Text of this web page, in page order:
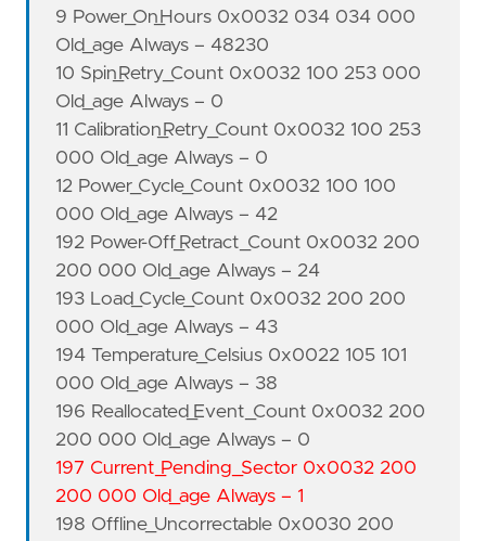
9 Power_On_Hours 0x0032 034 034 000
Old_age Always – 48230
10 Spin_Retry_Count 0x0032 100 253 000
Old_age Always – 0
11 Calibration_Retry_Count 0x0032 100 253
000 Old_age Always – 0
12 Power_Cycle_Count 0x0032 100 100
000 Old_age Always – 42
192 Power-Off_Retract_Count 0x0032 200
200 000 Old_age Always – 24
193 Load_Cycle_Count 0x0032 200 200
000 Old_age Always – 43
194 Temperature_Celsius 0x0022 105 101
000 Old_age Always – 38
196 Reallocated_Event_Count 0x0032 200
200 000 Old_age Always – 0
197 Current_Pending_Sector 0x0032 200
200 000 Old_age Always – 1
198 Offline_Uncorrectable 0x0030 200